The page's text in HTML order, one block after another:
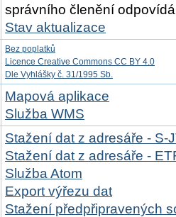
správního členění
Stav aktualizace
Bez poplatků
Licence Creative Commons CC BY 4.0
Dle Vyhlášky č. 31/1995 Sb.
Mapová aplikace
Služba WMS
Stažení dat z adresáře - S-
Stažení dat z adresáře -
Služba Atom
Export výřezu dat
Stažení předpřipravených